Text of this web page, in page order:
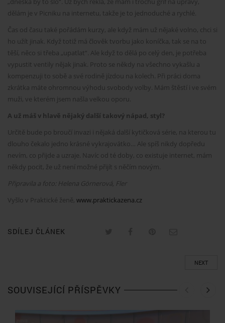
dělám je v Picniku na internetu, takže je to jednoduché a rychlé.
Čas od času také pořádám kurzy, ale když mám už nějaké volno, chci si
ho užít jinak. Když totiž má člověk tvorbu jako koníčka, tak se na to
těší, něco si třeba „upatlat“. Ale když to dělá po celý den, je potřeba
vypustit ventily nějak jinak. Proto se někdy na všechno vykašlu a
kompenzuji to sobě a své rodině jízdou na kolech. Při práci doma
zkrátka máte ohromnou výhodu svobody volby. Mám štěstí i ve svém
muži, ve kterém jsem našla velkou oporu.
A už máš v hlavě nějaký další takový nápad, styl?
Určitě bude po broučí invazi i nějaká další kytičková série, na kterou tu
dlouho čekalo jedno krásné vykrajovátko… Ale spíš nikdy dopředu
nevím, co přijde a uzraje. Navíc od té doby, co existuje internet, mám
někdy pocit, že už není možné přijít s něčím novým.
Připravila a foto: Helena Görnerová, Fler
Vyšlo v Praktické ženě, www.praktickazena.cz
SDÍLEJ ČLÁNEK
NEXT
SOUVISEJÍCÍ PŘÍSPĚVKY